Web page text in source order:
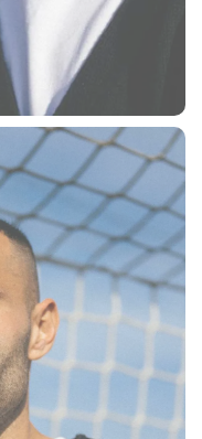
abilitato